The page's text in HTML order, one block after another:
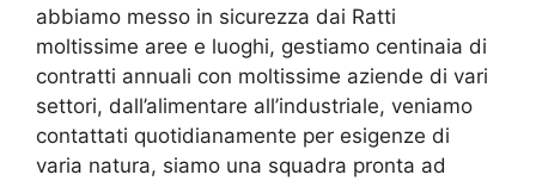
abbiamo messo in sicurezza dai Ratti
moltissime aree e luoghi, gestiamo centinaia di
contratti annuali con moltissime aziende di vari
settori, dall’alimentare all’industriale, veniamo
contattati quotidianamente per esigenze di
varia natura, siamo una squadra pronta ad